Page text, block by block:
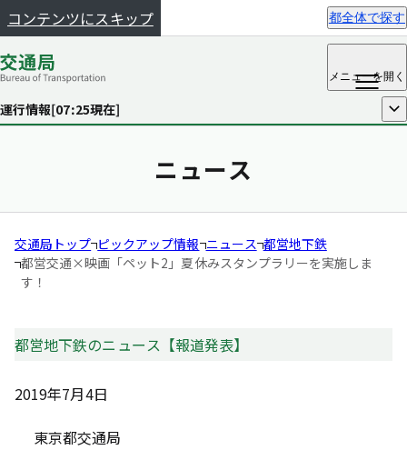
コンテンツにスキップ 都全体で探す
メニューを開く
運行情報[07:25現在] 開く
ニュース
交通局トップ ピックアップ情報 ニュース 都営地下鉄
都営交通×映画「ペット2」 夏休みスタンプラリーを実施しま
す！
都営地下鉄のニュース【報道発表】
2019年7月4日
東京都交通局